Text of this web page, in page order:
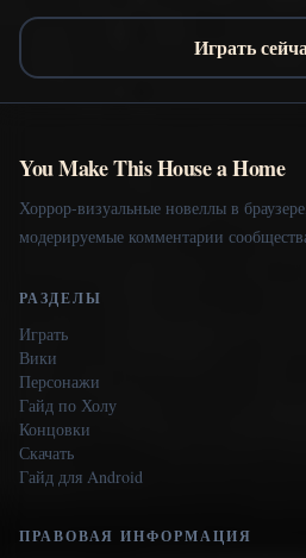
Играть
You Make This House a Home
Хоррор-визуальные новеллы в
модерируемые комментарии
РАЗДЕЛЫ
Играть
Вики
Персонажи
Гайд по Холу
Концовки
Скачать
Гайд для Android
ПРАВОВАЯ ИНФОРМАЦИЯ